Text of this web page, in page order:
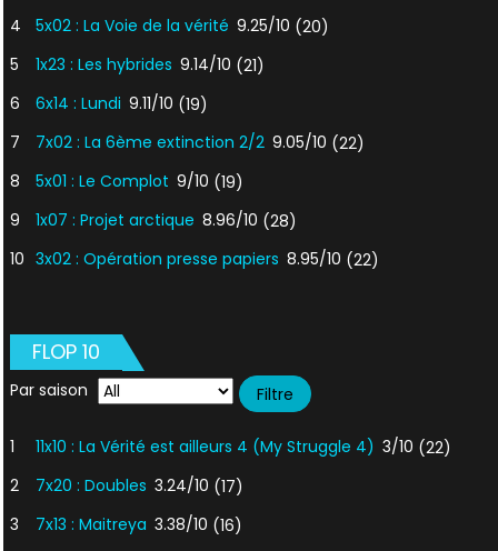
4
5x02 : La Voie de la vérité 9.25/10 (20)
5
1x23 : Les hybrides 9.14/10 (21)
6
6x14 : Lundi 9.11/10 (19)
7
7x02 : La 6ème extinction 2/2 9.05/10 (22)
8
5x01 : Le Complot 9/10 (19)
9
1x07 : Projet arctique 8.96/10 (28)
10 3x02 : Opération presse papiers 8.95/10 (22)
FLOP 10
Par saison
1 11x10 : La Vérité est ailleurs 4 (My Struggle 4) 3/10 (22)
2
7x20 : Doubles 3.24/10 (17)
3
7x13 : Maitreya 3.38/10 (16)